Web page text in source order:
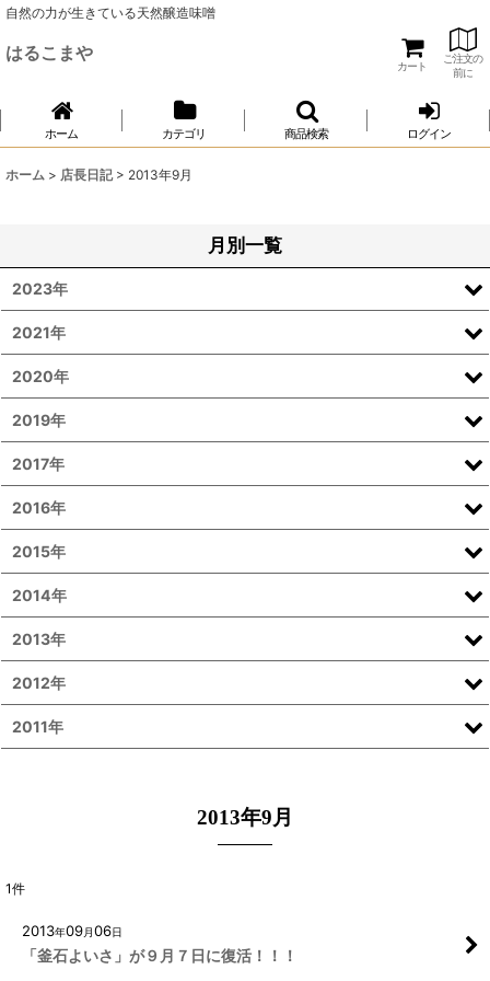
自然の力が生きている天然醸造味噌
はるこまや
カート
ご注文の
前に
ホーム カテゴリ 商品検索 ログイン
ホーム > 店長日記 > 2013年9月
2013年9月
1件
2013年09月06日
「釜石よいさ」が９月７日に復活！！！
月別一覧
2023年
2021年
2020年
2019年
2017年
2016年
2015年
2014年
2013年
2012年
2011年